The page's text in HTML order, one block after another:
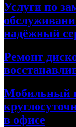
Услуги по
надёжный
Ремонт
Мобильный
в офисе